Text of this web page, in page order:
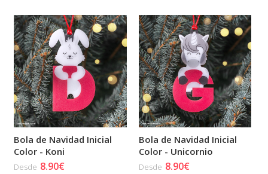
Bola de Navidad Inicial
Color - Koni
Desde 8.90€
Bola de Navidad Inicial
Color - Unicornio
Desde 8.90€